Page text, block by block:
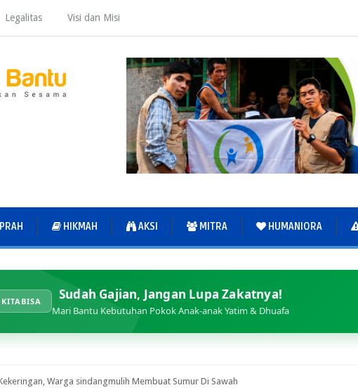
Legalitas Visi dan Misi
HIKMAH AKSI MITRA HUMANIORA
Sudah Gajian, Jangan Lupa Zakatnya!
Mari Bantu Kebutuhan Pokok Anak-anak Yatim & Dhuafa
Warga sindangmulih Membuat Sumur Di Sawah